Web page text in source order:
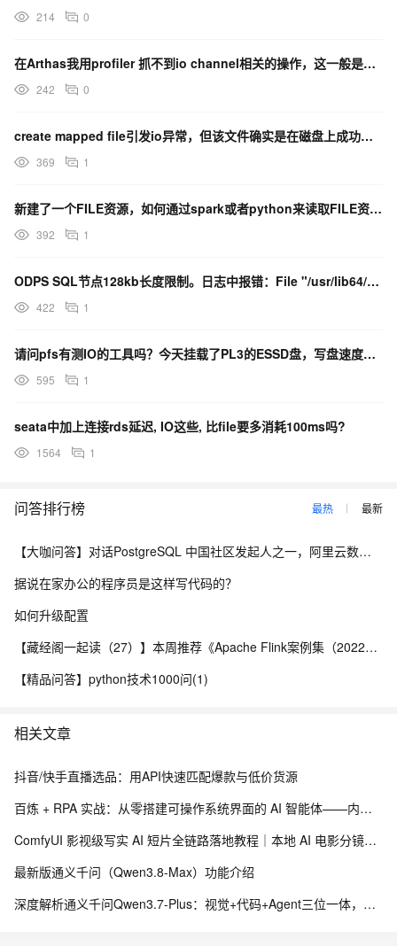
214 0
在Arthas我用profiler 抓不到io channel相关的操作，这一般是啥原因？
242 0
create mapped file引发io异常，但该文件确实是在磁盘上成功创建的。
369 1
新建了一个FILE资源，如何通过spark或者python来读取FILE资源里的内容？
392 1
ODPS SQL节点128kb长度限制。日志中报错：File "/usr/lib64/python2
422 1
请问pfs有测IO的工具吗？今天挂载了PL3的ESSD盘，写盘速度才10几M，是否还需要什么操作？我
595 1
seata中加上连接rds延迟, IO这些, 比file要多消耗100ms吗?
1564 1
问答排行榜 最热 最新
【大咖问答】对话PostgreSQL 中国社区发起人之一，阿里云数据库高级专家 德哥
据说在家办公的程序员是这样写代码的？
如何升级配置
【藏经阁一起读（27）】本周推荐《Apache Flink案例集（2022版）》，你有哪些心得？
【精品问答】python技术1000问(1)
相关文章
抖音/快手直播选品：用API快速匹配爆款与低价货源
百炼 + RPA 实战：从零搭建可操作系统界面的 AI 智能体——内网离线部署与 EXE 打包分发完整方案
ComfyUI 影视级写实 AI 短片全链路落地教程｜本地 AI 电影分镜渲染、时序稳定与人像一致性解决方案
最新版通义千问（Qwen3.8-Max）功能介绍
深度解析通义千问Qwen3.7-Plus：视觉+代码+Agent三位一体，全链路执行引擎